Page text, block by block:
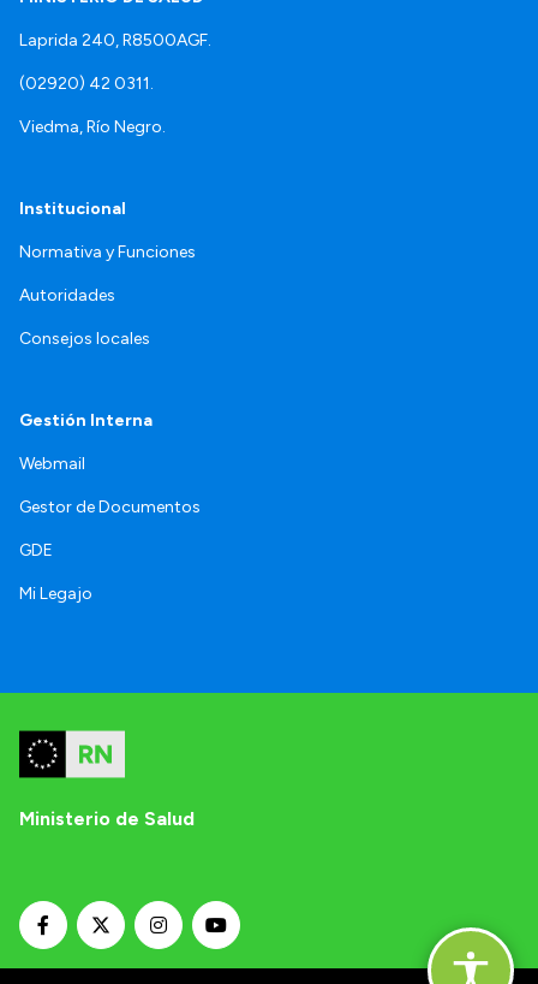
Laprida 240, R8500AGF.
(02920) 42 0311.
Viedma, Río Negro.
Institucional
Normativa y Funciones
Autoridades
Consejos locales
Gestión Interna
Webmail
Gestor de Documentos
GDE
Mi Legajo
Ministerio de Salud